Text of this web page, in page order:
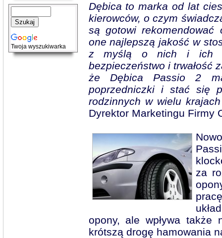
Twoja wyszukiwarka
Dębica to marka od lat
kierowców, o czym
są gotowi rekomendować
one najlepszą jakość w
z myślą o nich i ich
bezpieczeństwo i trwałość
że Dębica Passio 2
poprzedniczki i stać się
rodzinnych w wielu
Dyrektor Marketingu Firmy
za
opony, ale wpływa także
krótszą drogę hamowania